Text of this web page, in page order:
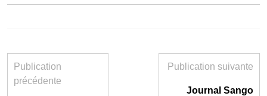
Publication
précédente
Publication suivante
Journal Sango